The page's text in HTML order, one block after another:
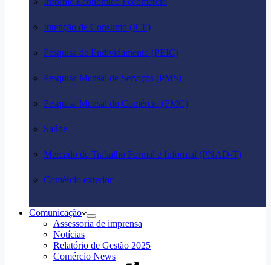
Intenção de Consumo (ICF)
Pesquisa de Endividamento (PEIC)
Pesquisa Mensal de Serviços (PMS)
Pesquisa Mensal do Comércio (PMC)
Saúde
Mercado de Trabalho Formal e Informal (PNAD-T)
Comércio exterior
Comunicação
Assessoria de imprensa
Notícias
Relatório de Gestão 2025
Comércio News